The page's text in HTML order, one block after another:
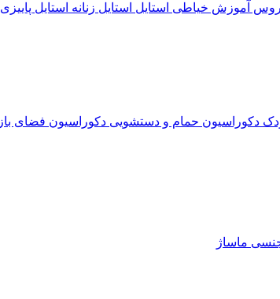
آموزش خیاطی استایل استایل زنانه استایل پاییزی
دکوراسیون حمام و دستشویی دکوراسیون فضای باز
ماساژ